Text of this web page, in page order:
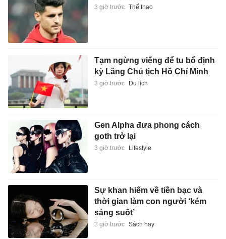
3 giờ trước Thể thao
Tạm ngừng viếng để tu bổ định
kỳ Lăng Chủ tịch Hồ Chí Minh
3 giờ trước Du lịch
Gen Alpha đưa phong cách
goth trở lại
3 giờ trước Lifestyle
Sự khan hiếm về tiền bạc và
thời gian làm con người ‘kém
sáng suốt’
3 giờ trước Sách hay